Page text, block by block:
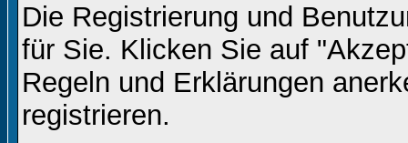
Die Registrierung und
für Sie. Klicken Sie auf
Regeln und Erklärungen
registrieren.